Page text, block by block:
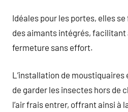
Idéales pour les portes, elles
des aimants intégrés, facilitant
fermeture sans effort.
L’installation de
de garder les insectes hors de
l’air frais entrer, offrant ainsi à